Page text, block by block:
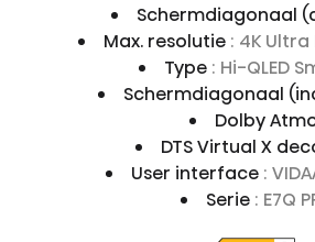
Schermdiagonaal
Max. resolutie : 4K Ultra
Type : Hi-QLED
Schermdiagonaal
Dolby
DTS Virtual X
User interface :
Serie : E7Q